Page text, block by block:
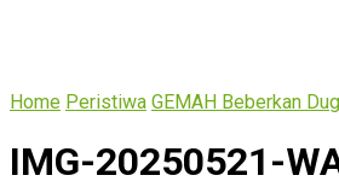
Home Peristiwa GEMAH Beberkan
IMG-20250521-